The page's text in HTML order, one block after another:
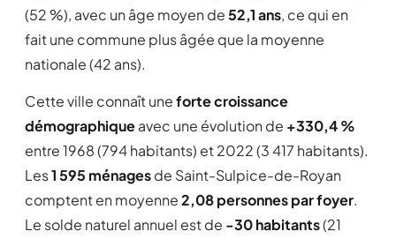
(52 %), avec un âge moyen de52,1 ans, ce qui en
fait une commune plus âgée que la moyenne
nationale (42 ans).
Cette ville connaît uneforte croissance
démographiqueavec une évolution de +330,4 %
entre 1968 (794 habitants) et 2022 (3 417 habitants).
Les1 595 ménagesde Saint-Sulpice-de-Royan
comptent en moyenne2,08 personnes par foyer.
Le solde naturel annuel est de -30 habitants(21